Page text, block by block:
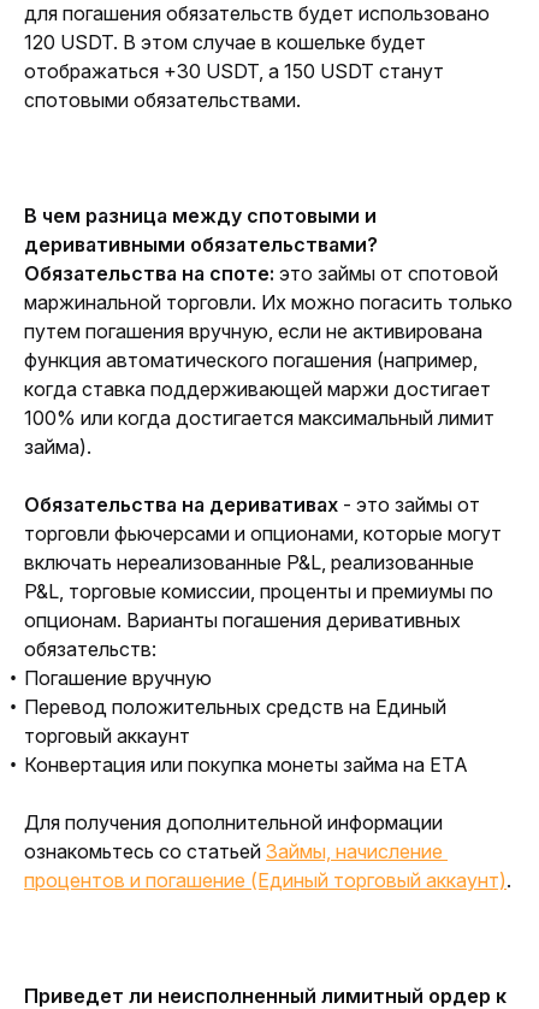
для погашения обязательств будет использовано
120 USDT. В этом случае в кошельке будет
отображаться +30 USDT, а 150 USDT станут
спотовыми обязательствами.
В чем разница между спотовыми и
деривативными обязательствами?
Обязательства на споте: это займы от спотовой
маржинальной торговли. Их можно погасить только
путем погашения вручную, если не активирована
функция автоматического погашения (например,
когда ставка поддерживающей маржи достигает
100% или когда достигается максимальный лимит
займа).
Обязательства на деривативах - это займы от
торговли фьючерсами и опционами, которые могут
включать нереализованные P&L, реализованные
P&L, торговые комиссии, проценты и премиумы по
опционам. Варианты погашения деривативных
обязательств:
Погашение вручную
Перевод положительных средств на Единый
торговый аккаунт
Конвертация или покупка монеты займа на ЕТА
Для получения дополнительной информации
ознакомьтесь со статьей Займы, начисление
процентов и погашение (Единый торговый аккаунт).
Приведет ли неисполненный лимитный ордер к